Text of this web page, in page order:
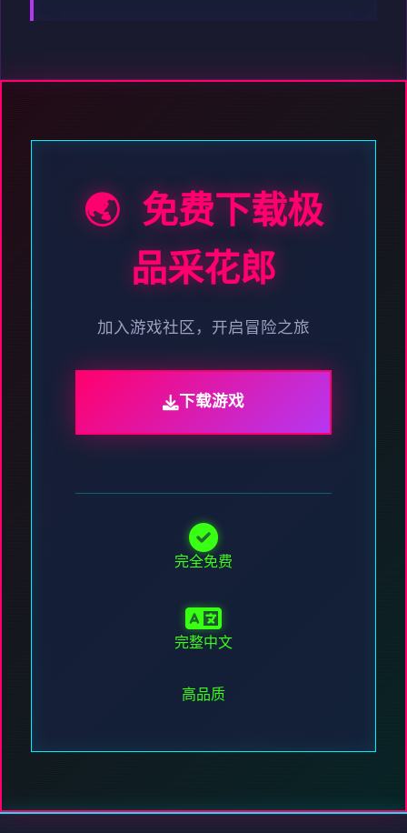
🌏 免费下载极
品采花郎
加入游戏社区，开启冒险之旅
下载游戏
完全免费
完整中文
高品质